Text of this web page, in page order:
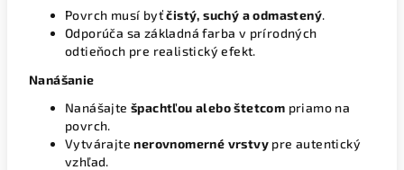
Povrch musí byťčistý, suchý a odmastený.
Odporúča sa základná farba v prírodných
odtieňoch pre realistický efekt.
Nanášanie
Nanášajte špachtľou alebo štetcom priamo na
povrch.
Vytvárajtenerovnomerné vrstvy pre autentický
vzhľad.